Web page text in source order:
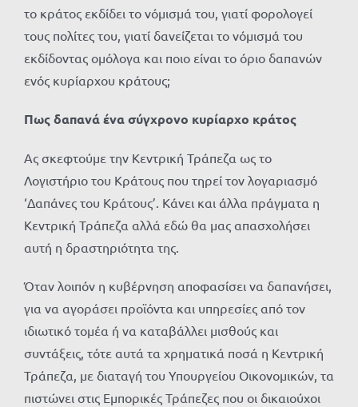
το κράτος εκδίδει το νόμισμά του, γιατί φορολογεί
τους πολίτες του, γιατί δανείζεται το νόμισμά του
εκδίδοντας ομόλογα και ποιο είναι το όριο δαπανών
ενός κυρίαρχου κράτους;
Πως δαπανά ένα σύγχρονο κυρίαρχο κράτος
Ας σκεφτούμε την Κεντρική Τράπεζα ως το
Λογιστήριο του Κράτους που τηρεί τον λογαριασμό
‘Δαπάνες του Κράτους’. Κάνει και άλλα πράγματα η
Κεντρική Τράπεζα αλλά εδώ θα μας απασχολήσει
αυτή η δραστηριότητα της.
Όταν λοιπόν η κυβέρνηση αποφασίσει να δαπανήσει,
για να αγοράσει προϊόντα και υπηρεσίες από τον
ιδιωτικό τομέα ή να καταβάλλει μισθούς και
συντάξεις, τότε αυτά τα χρηματικά ποσά η Κεντρική
Τράπεζα, με διαταγή του Υπουργείου Οικονομικών, τα
πιστώνει στις Εμπορικές Τράπεζες που οι δικαιούχοι